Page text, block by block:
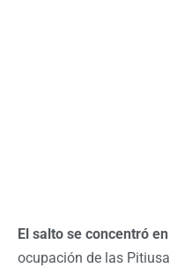
El salto se concentró
ocupación de las